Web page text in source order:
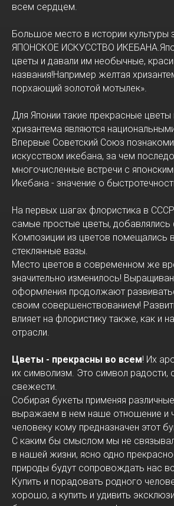
всем сердцем.
Большое место в истории культуры
ЯПОНСКОЕ ИСКУССТВО
цветы и давали им необычные,
названия!Например желтая
порхающий золотой мотылек».
Для Японии такие прекрасные цветы
хризантема являются
Впервые Советский Союз
искусством икебана, за чем
многочисленные встречи с
Икебана - значение о
На первых шагах флористика в
самые простые цветы, добавлялись
Композиции из цветов помещались
стеклянные вазы.
Место цветов в современном же
значительно изменилось!
оформления продолжают
своим совершенствованием!
влияет на флористику также, как и
отрасли.
Цветы - прекрасны во всем! Их
их символизм. Это символ радости,
свежести.
Собирая букеты применяя
выражаем в нем наше отношение и
человеку кому предназначен этот
С каким бы смыслом мы не
в нашей жизни, ясно одно
природы будут сопровождать нас
Купить и порадовать родного
хорошо, а купить и удивить